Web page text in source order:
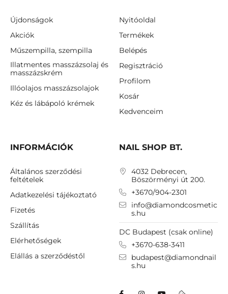
Újdonságok
Akciók
Műszempilla, szempilla
Illatmentes masszázsolaj és
masszázskrém
Illóolajos masszázsolajok
Kéz és lábápoló krémek
Nyitóoldal
Termékek
Belépés
Regisztráció
Profilom
Kosár
Kedvenceim
INFORMÁCIÓK
Általános szerződési
feltételek
Adatkezelési tájékoztató
Fizetés
Szállítás
Elérhetőségek
Elállás a szerződéstől
NAIL SHOP BT.
4032 Debrecen,
Böszörményi út 200.
+3670/904-2301
info@diamondcosmetic
s.hu
DC Budapest (csak online)
+3670-638-3411
budapest@diamondnail
s.hu